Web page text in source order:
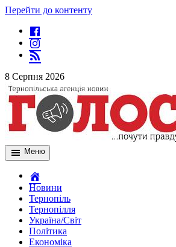
Перейти до контенту
8 Серпня 2026
Меню
Новини
Тернопіль
Тернопілля
Україна/Світ
Політика
Економіка